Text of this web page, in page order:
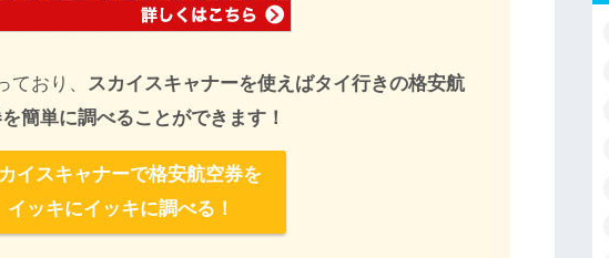
おり、 スカイスキャナーを使えばタイ行きの格安航
簡単に調べることができます！
イスキャナーで格安航空券を
イッキにイッキに調べる！